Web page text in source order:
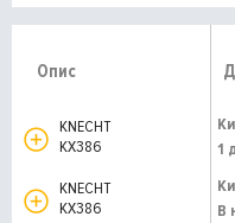
Опис
KNECHT
KX386
1
KNECHT
KX386
В